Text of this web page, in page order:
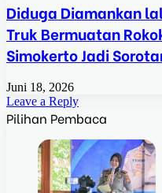
Diduga Diamankan
Truk Bermuatan
Simokerto Jadi
Juni 18, 2026
Leave a Reply
Pilihan Pembaca